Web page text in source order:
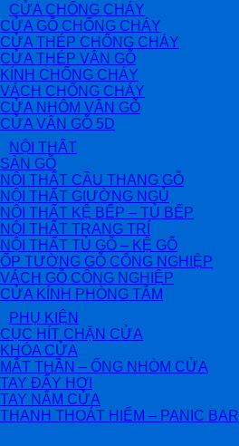
CỬA CHỐNG CHÁY
CỬA GỖ CHỐNG CHÁY
CỬA THÉP CHỐNG CHÁY
CỬA THÉP VÂN GỖ
KÍNH CHỐNG CHÁY
VÁCH CHỐNG CHÁY
CỬA NHÔM VÂN GỖ
CỬA VÂN GỖ 5D
NỘI THẤT
SÀN GỖ
NỘI THẤT CẦU THANG GỖ
NỘI THẤT GIƯỜNG NGỦ
NỘI THẤT KỆ BẾP – TỦ BẾP
NỘI THẤT TRANG TRÍ
NỘI THẤT TỦ GỖ – KỆ GỖ
ỐP TƯỜNG GỖ CÔNG NGHIỆP
VÁCH GỖ CÔNG NGHIỆP
CỬA KÍNH PHÒNG TẮM
PHỤ KIỆN
CỤC HÍT CHẶN CỬA
KHÓA CỬA
MẮT THẦN – ỐNG NHÒM CỬA
TAY ĐẨY HƠI
TAY NẮM CỬA
THANH THOÁT HIỂM – PANIC BAR